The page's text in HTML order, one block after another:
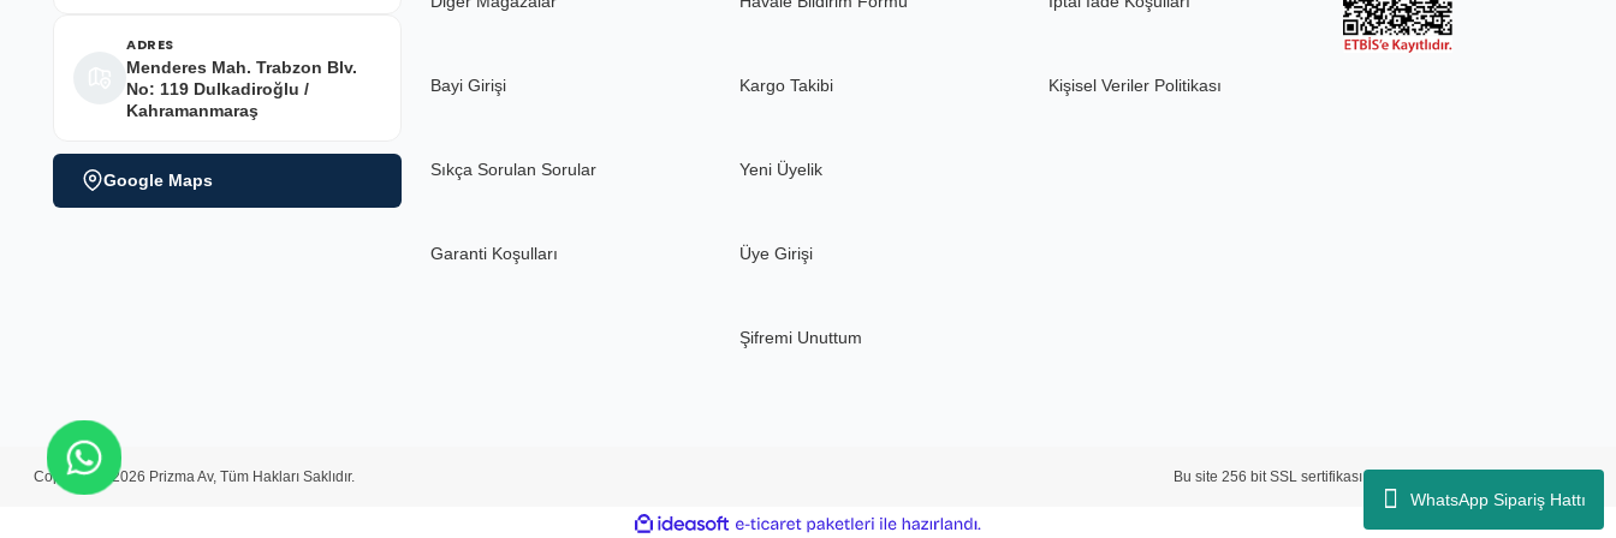
WhatsApp Sipariş Hattı
ADRES
Menderes Mah. Trabzon Blv.
No: 119 Dulkadiroğlu /
Kahramanmaraş
Google Maps
Bayi Girişi
Sıkça Sorulan Sorular
Garanti Koşulları
Kargo Takibi
Yeni Üyelik
Üye Girişi
Şifremi Unuttum
Kişisel Veriler Politikası
Copyright ©2026 Prizma Av, Tüm Hakları Saklıdır. Bu site 256 bit SSL sertifikası ve 3D güvenlik ile korunmaktadır.
ideasoft
e-